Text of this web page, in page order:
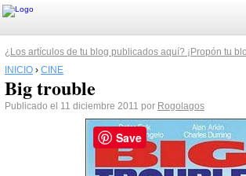
¿Los artículos de tu blog publicados aquí? ¡Propón tu
INICIO › CINE
Big trouble
Publicado el 11 diciembre 2011 por Rogolagos
Save